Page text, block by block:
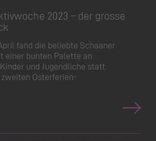
2023 – der grosse
fand die beliebte Schaaner
einer bunten Palette an
und Jugendliche statt.
Osterferien-